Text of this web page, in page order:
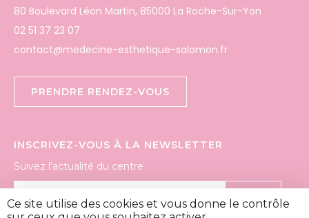
80 Boulevard Léon Martin, 85000 La Roche-Sur-Yon
02 51 37 23 07
contact@medecine-esthetique-salomon.fr
PRENDRE RENDEZ-VOUS
INSCRIVEZ-VOUS À LA NEWSLETTER
Suivez l’actualité du centre
Ce site utilise des cookies et vous donne le contrôle